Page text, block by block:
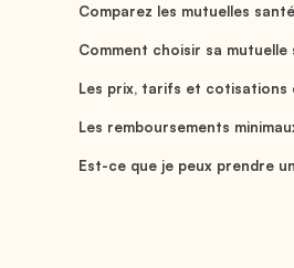
Comparez les mutuelles
Comment choisir sa mutuelle
Les prix, tarifs et cotisations
Les remboursements
Est-ce que je peux prendre